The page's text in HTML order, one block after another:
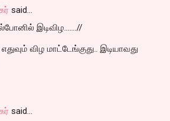
said…
இடிவிழ.......//
விழ மாட்டேங்குது.. இடியாவது
said…